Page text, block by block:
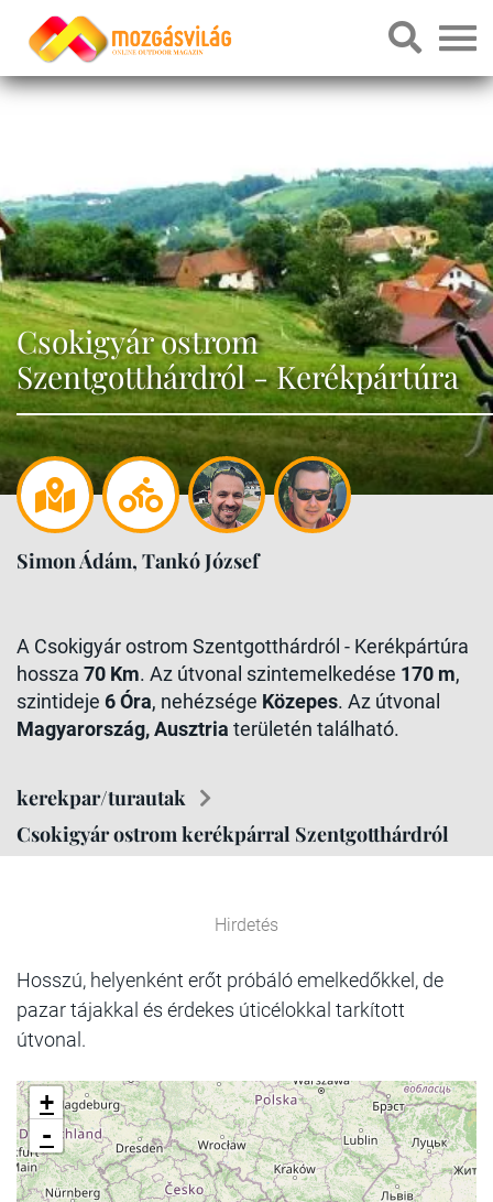
Csokigyár ostrom
Szentgotthárdról - Kerékpártúra
Simon Ádám, Tankó József
A Csokigyár ostrom Szentgotthárdról - Kerékpártúra
hossza 70 Km. Az útvonal szintemelkedése 170 m,
szintideje 6 Óra, nehézsége Közepes. Az útvonal
Magyarország, Ausztria területén található.
kerekpar/turautak
Csokigyár ostrom kerékpárral Szentgotthárdról
Hirdetés
Hosszú, helyenként erőt próbáló emelkedőkkel, de
pazar tájakkal és érdekes úticélokkal tarkított
útvonal.
+
-